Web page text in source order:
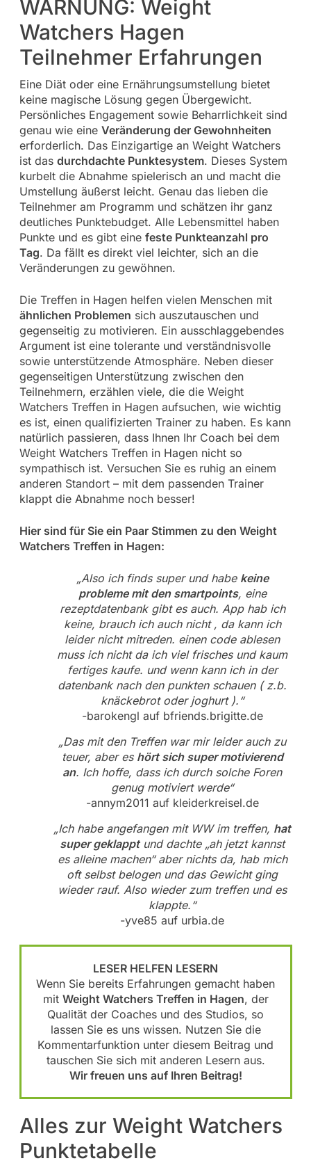
WARNUNG: Weight
Watchers Hagen
Teilnehmer Erfahrungen
Eine Diät oder eine Ernährungsumstellung bietet
keine magische Lösung gegen Übergewicht.
Persönliches Engagement sowie Beharrlichkeit sind
genau wie eine Veränderung der Gewohnheiten
erforderlich. Das Einzigartige an Weight Watchers
ist das durchdachte Punktesystem. Dieses System
kurbelt die Abnahme spielerisch an und macht die
Umstellung äußerst leicht. Genau das lieben die
Teilnehmer am Programm und schätzen ihr ganz
deutliches Punktebudget. Alle Lebensmittel haben
Punkte und es gibt eine feste Punkteanzahl pro
Tag. Da fällt es direkt viel leichter, sich an die
Veränderungen zu gewöhnen.
Die Treffen in Hagen helfen vielen Menschen mit
ähnlichen Problemen sich auszutauschen und
gegenseitig zu motivieren. Ein ausschlaggebendes
Argument ist eine tolerante und verständnisvolle
sowie unterstützende Atmosphäre. Neben dieser
gegenseitigen Unterstützung zwischen den
Teilnehmern, erzählen viele, die die Weight
Watchers Treffen in Hagen aufsuchen, wie wichtig
es ist, einen qualifizierten Trainer zu haben. Es kann
natürlich passieren, dass Ihnen Ihr Coach bei dem
Weight Watchers Treffen in Hagen nicht so
sympathisch ist. Versuchen Sie es ruhig an einem
anderen Standort – mit dem passenden Trainer
klappt die Abnahme noch besser!
Hier sind für Sie ein Paar Stimmen zu den Weight
Watchers Treffen in Hagen:
„Also ich finds super und habe keine
probleme mit den smartpoints, eine
rezeptdatenbank gibt es auch. App hab ich
keine, brauch ich auch nicht , da kann ich
leider nicht mitreden. einen code ablesen
muss ich nicht da ich viel frisches und kaum
fertiges kaufe. und wenn kann ich in der
datenbank nach den punkten schauen ( z.b.
knäckebrot oder joghurt ).“
-barokengl auf bfriends.brigitte.de
„Das mit den Treffen war mir leider auch zu
teuer, aber es hört sich super motivierend
an. Ich hoffe, dass ich durch solche Foren
genug motiviert werde“
-annym2011 auf kleiderkreisel.de
„Ich habe angefangen mit WW im treffen, hat
super geklapptund dachte „ah jetzt kannst
es alleine machen“ aber nichts da, hab mich
oft selbst belogen und das Gewicht ging
wieder rauf. Also wieder zum treffen und es
klappte.“
-yve85 auf urbia.de
LESER HELFEN LESERN
Wenn Sie bereits Erfahrungen gemacht haben
mit Weight Watchers Treffen in Hagen, der
Qualität der Coaches und des Studios, so
lassen Sie es uns wissen. Nutzen Sie die
Kommentarfunktion unter diesem Beitrag und
tauschen Sie sich mit anderen Lesern aus.
Wir freuen uns auf Ihren Beitrag!
Alles zur Weight Watchers
Punktetabelle